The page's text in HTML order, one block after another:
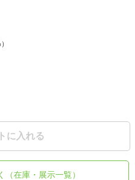
）
に入れる
（在庫・展示一覧）